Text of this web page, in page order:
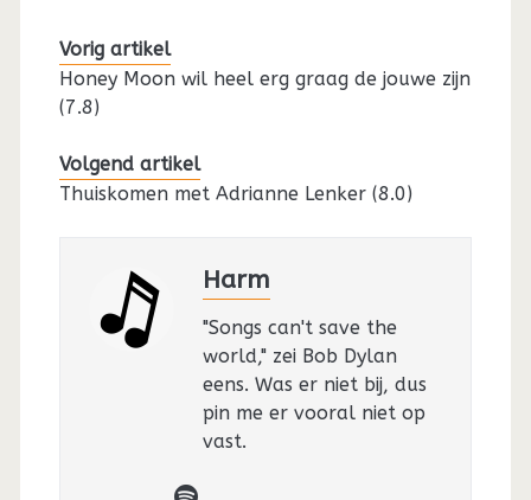
Vorig artikel
Honey Moon wil heel erg graag de jouwe zijn
(7.8)
Volgend artikel
Thuiskomen met Adrianne Lenker (8.0)
Harm
"Songs can't save the
world," zei Bob Dylan
eens. Was er niet bij, dus
pin me er vooral niet op
vast.